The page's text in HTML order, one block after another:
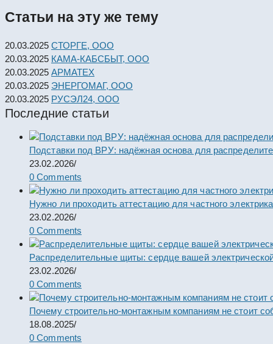
Статьи на эту же тему
20.03.2025 СТОРГЕ, ООО
20.03.2025 КАМА-КАБСБЫТ, ООО
20.03.2025 АРМАТЕХ
20.03.2025 ЭНЕРГОМАГ, ООО
20.03.2025 РУСЭЛ24, ООО
Последние статьи
Подставки под ВРУ: надёжная основа для
23.02.2026/
0 Comments
Нужно ли проходить аттестацию для частного
23.02.2026/
0 Comments
Распределительные щиты: сердце вашей
23.02.2026/
0 Comments
Почему строительно-монтажным компаниям не стоит
18.08.2025/
0 Comments